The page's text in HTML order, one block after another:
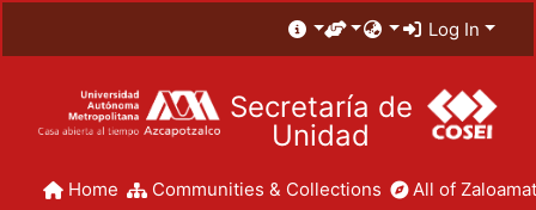
Log In
Secretaría de
Unidad
Home Communities & Collections All of